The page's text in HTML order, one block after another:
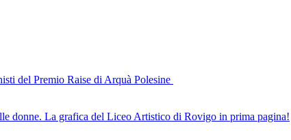
del Premio Raise di Arquà Polesine
donne. La grafica del Liceo Artistico di Rovigo in prima pagina!